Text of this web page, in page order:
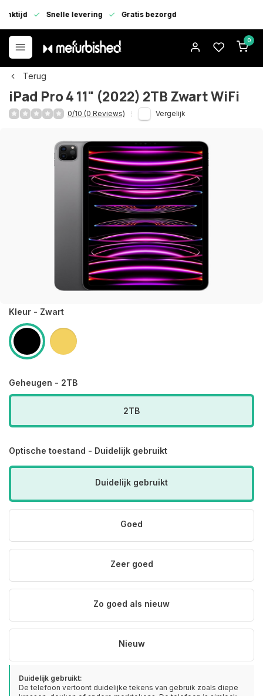
Snelle levering Gratis bezorgd
0
Terug
iPad Pro 4 11" (2022) 2TB Zwart WiFi
0/10 (0 Reviews) Vergelijk
Kleur - Zwart
Geheugen - 2TB
2TB
Optische toestand - Duidelijk gebruikt
Duidelijk gebruikt
Goed
Zeer goed
Zo goed als nieuw
Nieuw
Duidelijk gebruikt:
De telefoon vertoont duidelijke tekens van gebruik zoals diepe